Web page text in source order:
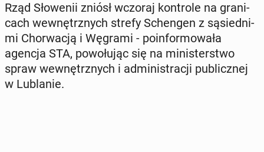
Rząd Sło­we­nii zniósł wczoraj kon­tro­le na gra­ni­
cach we­wnętrz­nych strefy Schen­gen z są­sied­ni­
mi Chor­wa­cją i Węgrami - po­in­for­mo­wa­ła
agencja STA, po­wo­łu­jąc się na mi­ni­ster­stwo
spraw we­wnętrz­nych i ad­mi­ni­stra­cji pu­blicz­nej
w Lu­bla­nie.